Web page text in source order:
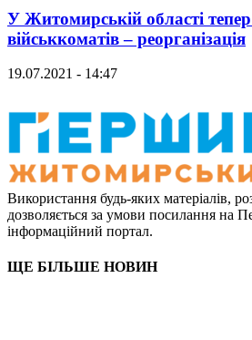
У Житомирській області тепер
військкоматів – реорганізація
19.07.2021 - 14:47
Використання будь-яких матеріалів,
дозволяється за умови посилання на
інформаційний портал.
ЩЕ БІЛЬШЕ НОВИН